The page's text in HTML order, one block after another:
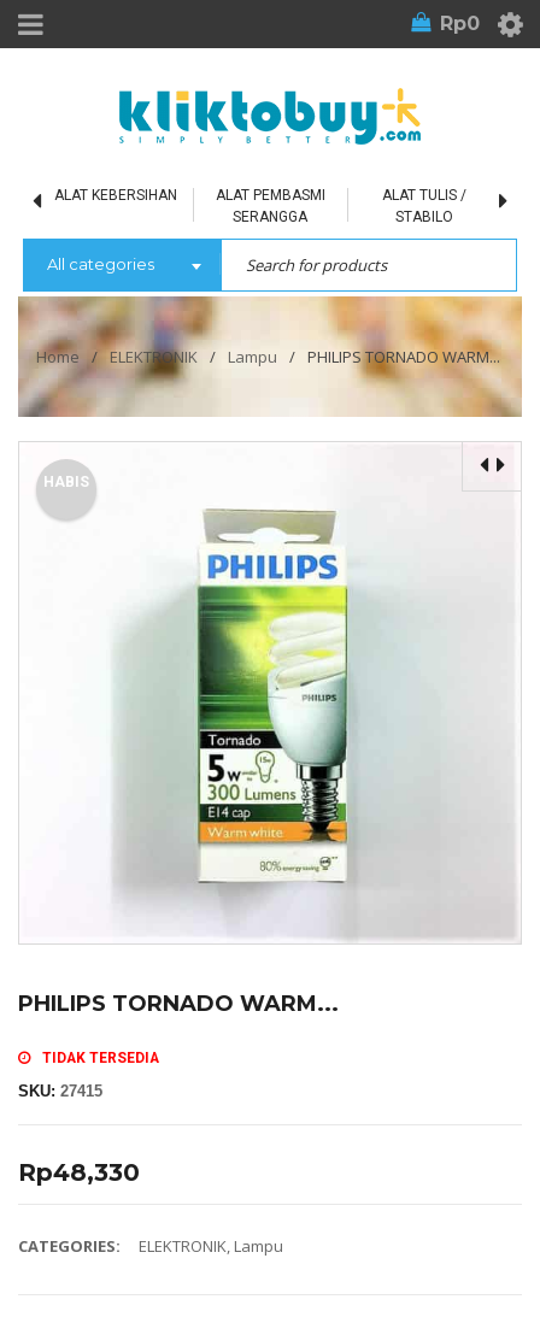
Rp0
ALAT KEBERSIHAN
ALAT PEMBASMI
SERANGGA
ALAT TULIS /
STABILO
All categories
Home / ELEKTRONIK / Lampu / PHILIPS TORNADO WARM...
HABIS
PHILIPS TORNADO WARM...
TIDAK TERSEDIA
SKU: 27415
Rp48,330
CATEGORIES: ELEKTRONIK, Lampu